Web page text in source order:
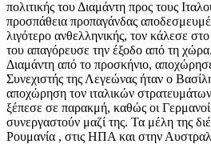
πολιτικής του Διαμάντη προς τους
προσπάθεια προπαγάνδας
λιγότερο ανθελληνικής, τον κάλεσε
του απαγόρευσε την έξοδο από τη
Διαμάντη από το προσκήνιο,
Συνεχιστής της Λεγεώνας ήταν ο
αποχώρηση τον ιταλικών
ξέπεσε σε παρακμή, καθώς οι
συνεργαστούν μαζί της. Τα μέλη της
Ρουμανία , στις ΗΠΑ και στην